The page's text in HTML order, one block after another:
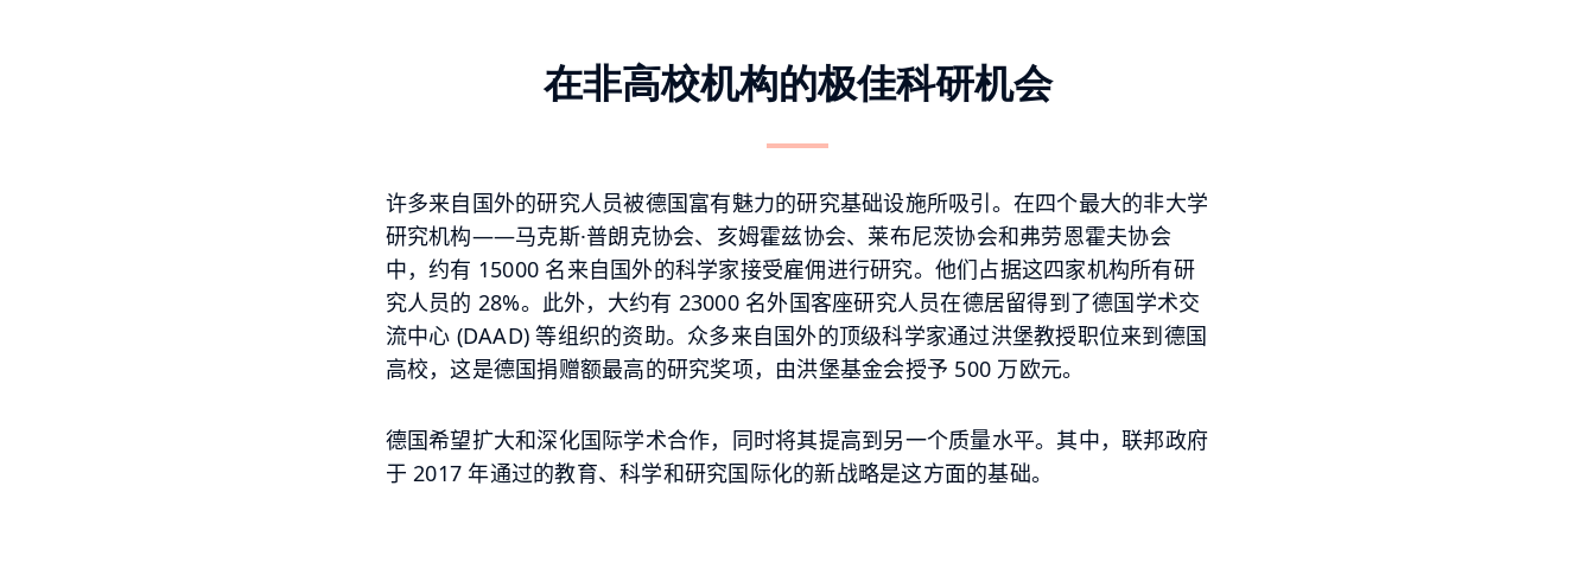
在非高校机构的极佳科研机会
许多来自国外的研究人员被德国富有魅力的研究基础设施所吸引。在四个最大的非大学
研究机构——马克斯·普朗克协会、亥姆霍兹协会、莱布尼茨协会和弗劳恩霍夫协会
中，约有 15000 名来自国外的科学家接受雇佣进行研究。他们占据这四家机构所有研
究人员的 28%。此外，大约有 23000 名外国客座研究人员在德居留得到了德国学术交
流中心 (DAAD)等组织的资助。众多来自国外的顶级科学家通过洪堡教授职位来到德国
高校，这是德国捐赠额最高的研究奖项，由洪堡基金会授予 500 万欧元。
德国希望扩大和深化国际学术合作，同时将其提高到另一个质量水平。其中，联邦政府
于 2017年通过的教育、科学和研究国际化的新战略是这方面的基础。